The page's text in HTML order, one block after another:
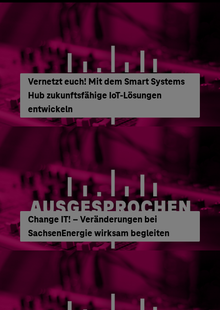
Vernetzt euch! Mit dem Smart Systems
Hub zukunftsfähige IoT-Lösungen
entwickeln
Change IT! – Veränderungen bei
SachsenEnergie wirksam begleiten